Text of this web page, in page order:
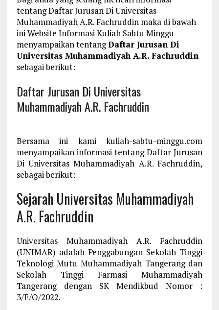
tentang Daftar Jurusan Di Universitas
Muhammadiyah A.R. Fachruddin maka di bawah
ini Website Informasi Kuliah Sabtu Minggu
menyampaikan tentangDaftar Jurusan Di
Universitas Muhammadiyah A.R. Fachruddin
sebagai berikut:
Daftar Jurusan Di Universitas
Muhammadiyah A.R. Fachruddin
Bersama ini kami kuliah-sabtu-minggu.com
menyampaikan informasi tentang Daftar Jurusan
Di Universitas Muhammadiyah A.R. Fachruddin,
sebagai berikut:
Sejarah Universitas Muhammadiyah
A.R. Fachruddin
Universitas Muhammadiyah A.R. Fachruddin
(UNIMAR) adalah Penggabungan Sekolah Tinggi
Teknologi Mutu Muhammadiyah Tangerang dan
Sekolah Tinggi Farmasi Muhammadiyah
Tangerang dengan SK Mendikbud Nomor :
3/E/O/2022.